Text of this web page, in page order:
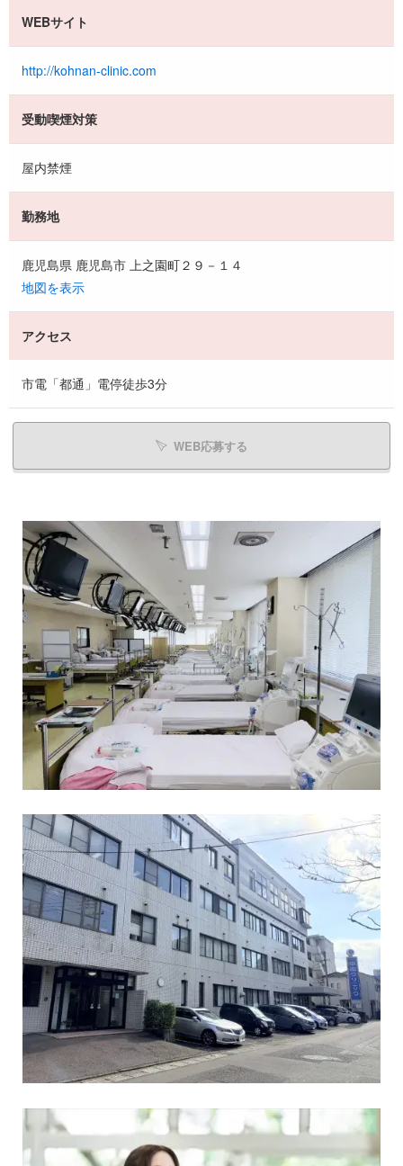
WEBサイト
http://kohnan-clinic.com
受動喫煙対策
屋内禁煙
勤務地
鹿児島県 鹿児島市 上之園町２９－１４
地図を表示
アクセス
市電「都通」電停徒歩3分
WEB応募する